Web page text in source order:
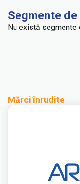
Segmente de
Nu există segmente
Mărci înrudite